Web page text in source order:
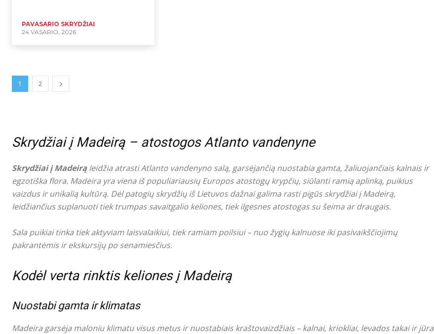
PAVASARIO SKRYDŽIAI
24 VASARIO, 2026
1 2
Skrydžiai į Madeirą – atostogos Atlanto vandenyne
Skrydžiai į Madeirą leidžia atrasti Atlanto vandenyno salą, garsėjančią nuostabia gamta, žaliuojančiais kalnais ir
egzotiška flora. Madeira yra viena iš populiariausių Europos atostogų krypčių, siūlanti ramią aplinką, puikius
vaizdus ir unikalią kultūrą. Dėl patogių skrydžių iš Lietuvos dažnai galima rasti pigūs skrydžiai į Madeirą,
leidžiančius suplanuoti tiek trumpas savaitgalio keliones, tiek ilgesnes atostogas su šeima ar draugais.
Sala puikiai tinka tiek aktyviam laisvalaikiui, tiek ramiam poilsiui – nuo žygių kalnuose iki pasivaikščiojimų
pakrantėmis ir ekskursijų po senamiesčius.
Kodėl verta rinktis keliones į Madeirą
Nuostabi gamta ir klimatas
Madeira garsėja maloniu klimatu visus metus ir nuostabiais kraštovaizdžiais – kalnai, kriokliai, levados takai ir jūra